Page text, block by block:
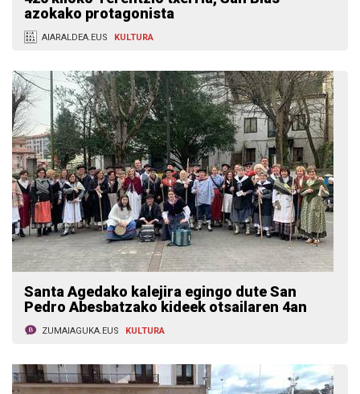
azokako protagonista
AIARALDEA.EUS KULTURA
Santa Agedako kalejira egingo dute San
Pedro Abesbatzako kideek otsailaren 4an
ZUMAIAGUKA.EUS KULTURA